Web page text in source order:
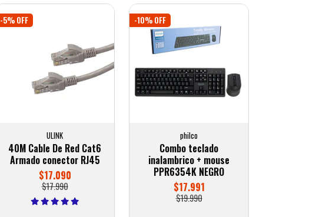
-5% OFF
ULINK
40M Cable De Red Cat6
Armado conector RJ45
$17.090
$17.990
-10% OFF
philco
Combo teclado
inalambrico + mouse
PPR6354K NEGRO
$17.991
$19.990